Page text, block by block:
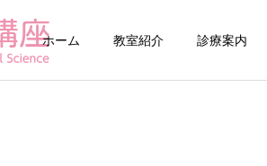
ホーム 教室紹介 診療案内